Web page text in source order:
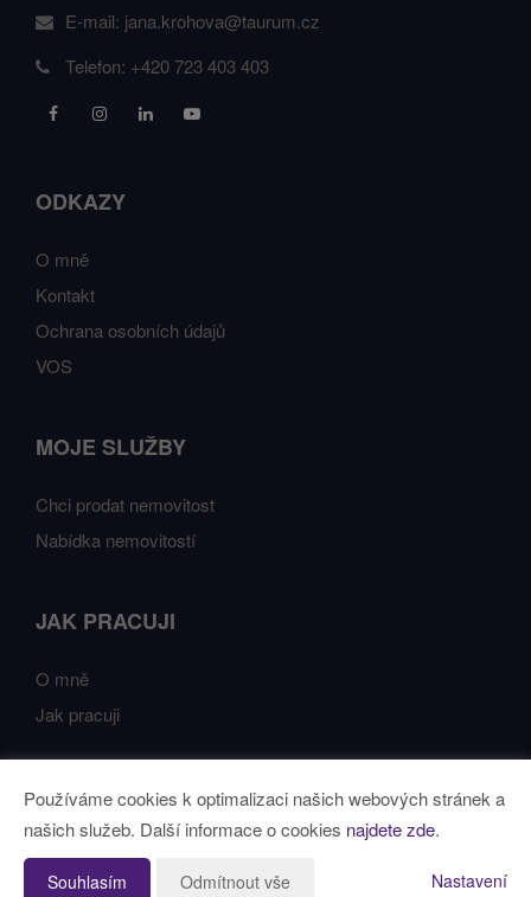
E-mail: jana.krohova@taurum.cz
Telefon: +420 723 403 403
ODKAZY
O mně
Kontakt
Ochrana osobních údajů
VOS
MOJE SLUŽBY
Chci prodat nemovitost
Nabídka nemovitostí
JAK PRACUJI
O mně
Jak pracuji
Vytvořeno v systémuCHYTRÝ WEB MAKLÉŘE
Tomawell s.r.o. © 2026
Používáme cookies k optimalizaci našich webových stránek a
našich služeb. Další informace o cookies najdete zde.
Souhlasím Odmítnout vše Nastavení